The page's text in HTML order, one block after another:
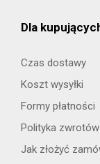
Dla
Czas dostawy
Koszt wysyłki
Formy płatności
Polityka zwrotów
Jak złożyć